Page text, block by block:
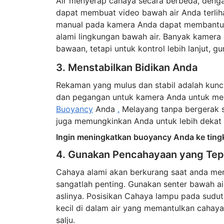
dapat membuat video bawah air Anda
manual pada kamera Anda dapat
alami lingkungan bawah air. Banyak
bawaan, tetapi untuk kontrol lebih lanjut,
3. Menstabilkan Bidikan Anda
Rekaman yang mulus dan stabil adalah
dan pegangan untuk kamera Anda untuk
BuoyancyAnda . Melayang tanpa bergerak
juga memungkinkan Anda untuk lebih
Ingin meningkatkan buoyancy Anda ke
4. Gunakan Pencahayaan yang
Cahaya alami akan berkurang saat anda
sangatlah penting. Gunakan senter bawah
aslinya. Posisikan Cahaya lampu pada
kecil di dalam air yang memantulkan
salju.